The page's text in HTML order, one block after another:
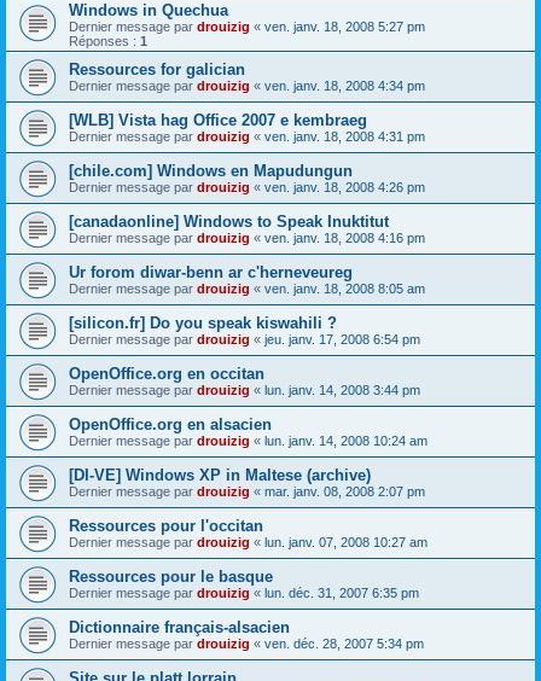
Windows in Quechua
Dernier message par drouizig « ven. janv. 18, 2008 5:27 pm
Réponses : 1
Ressources for galician
Dernier message par drouizig « ven. janv. 18, 2008 4:34 pm
[WLB] Vista hag Office 2007 e kembraeg
Dernier message par drouizig « ven. janv. 18, 2008 4:31 pm
[chile.com] Windows en Mapudungun
Dernier message par drouizig « ven. janv. 18, 2008 4:26 pm
[canadaonline] Windows to Speak Inuktitut
Dernier message par drouizig « ven. janv. 18, 2008 4:16 pm
Ur forom diwar-benn ar c'herneveureg
Dernier message par drouizig « ven. janv. 18, 2008 8:05 am
[silicon.fr] Do you speak kiswahili ?
Dernier message par drouizig « jeu. janv. 17, 2008 6:54 pm
OpenOffice.org en occitan
Dernier message par drouizig « lun. janv. 14, 2008 3:44 pm
OpenOffice.org en alsacien
Dernier message par drouizig « lun. janv. 14, 2008 10:24 am
[DI-VE] Windows XP in Maltese (archive)
Dernier message par drouizig « mar. janv. 08, 2008 2:07 pm
Ressources pour l'occitan
Dernier message par drouizig « lun. janv. 07, 2008 10:27 am
Ressources pour le basque
Dernier message par drouizig « lun. déc. 31, 2007 6:35 pm
Dictionnaire français-alsacien
Dernier message par drouizig « ven. déc. 28, 2007 5:34 pm